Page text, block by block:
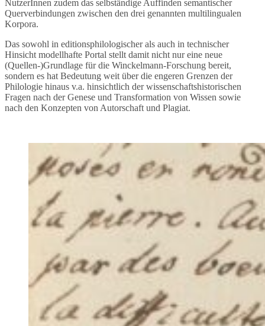
NutzerInnen zudem das selbständige Auffinden semantischer
Querverbindungen zwischen den drei genannten multilingualen
Korpora.
Das sowohl in editionsphilologischer als auch in technischer
Hinsicht modellhafte Portal stellt damit nicht nur eine neue
(Quellen-)Grundlage für die Winckelmann-Forschung bereit,
sondern es hat Bedeutung weit über die engeren Grenzen der
Philologie hinaus v.a. hinsichtlich der wissenschaftshistorischen
Fragen nach der Genese und Transformation von Wissen sowie
nach den Konzepten von Autorschaft und Plagiat.